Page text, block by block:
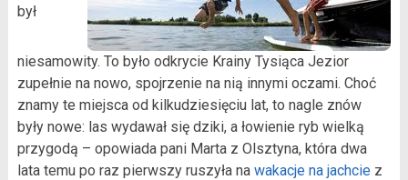
był
niesamowity. To było odkrycie Krainy Tysiąca Jezior
zupełnie na nowo, spojrzenie na nią innymi oczami. Choć
znamy te miejsca od kilkudziesięciu lat, to nagle znów
były nowe: las wydawał się dziki, a łowienie ryb wielką
przygodą – opowiada pani Marta z Olsztyna, która dwa
lata temu po raz pierwszy ruszyła na wakacje na jachciez